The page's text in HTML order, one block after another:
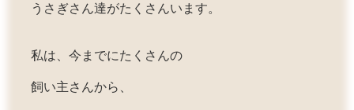
うさぎさん達がたくさんいます。
私は、今までにたくさんの
飼い主さんから、